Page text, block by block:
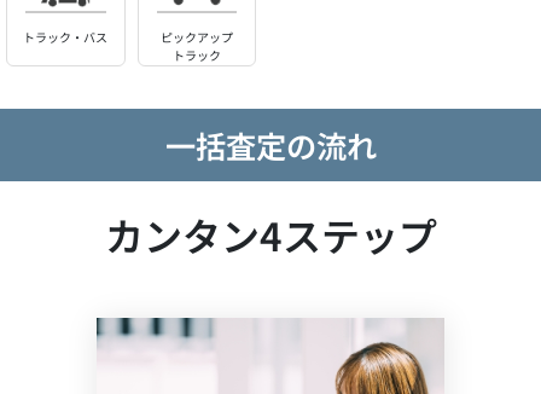
トラック・バス
ピックアップ
トラック
一括査定の流れ
カンタン4ステップ